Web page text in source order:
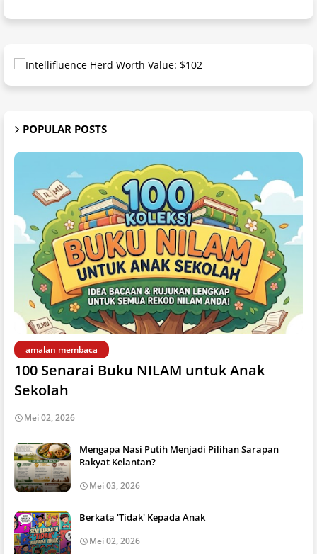
POPULAR POSTS
amalan membaca
100 Senarai Buku NILAM untuk Anak
Sekolah
Mei 02, 2026
Mengapa Nasi Putih Menjadi Pilihan Sarapan
Rakyat Kelantan?
Mei 03, 2026
Berkata 'Tidak' Kepada Anak
Mei 02, 2026